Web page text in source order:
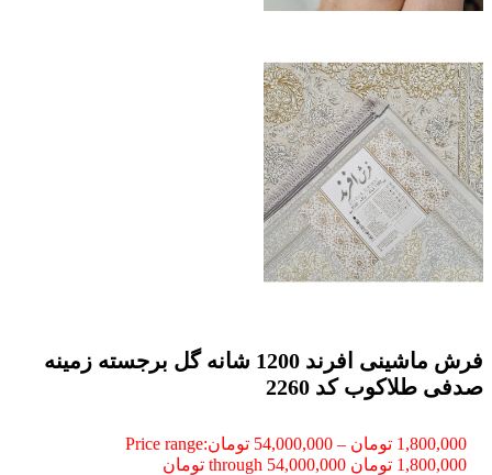
فرش ماشینی افرند 1200 شانه گل برجسته زمینه
صدفی طلاکوب کد 2260
1,800,000 تومان –
54,000,000 تومانPrice range:
1,800,000 تومان through 54,000,000 تومان